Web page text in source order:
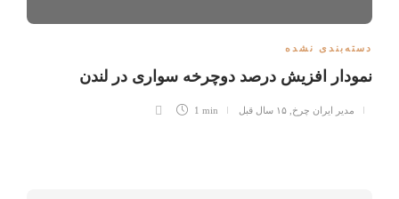
دسته‌بندی نشده
نمودار افزیش درصد دوچرخه سواری در لندن
مدیر ایران چرخ ۱۵ سال قبل 1 min